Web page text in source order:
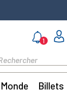
1
Monde Billets